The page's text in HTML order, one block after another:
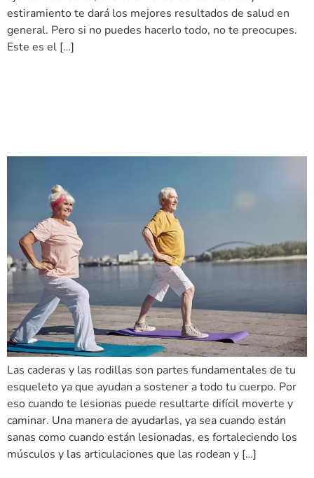
estiramiento te dará los mejores resultados de salud en
general. Pero si no puedes hacerlo todo, no te preocupes.
Este es el […]
Las caderas y las rodillas son partes fundamentales de tu
esqueleto ya que ayudan a sostener a todo tu cuerpo. Por
eso cuando te lesionas puede resultarte difícil moverte y
caminar. Una manera de ayudarlas, ya sea cuando están
sanas como cuando están lesionadas, es fortaleciendo los
músculos y las articulaciones que las rodean y […]